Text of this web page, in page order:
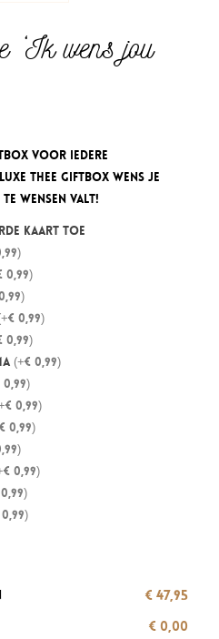
‘Ik wens jou
voor iedere
thee Giftbox wens je
wensen valt!
kaart toe
0,99)
0,99)
0,99)
(+€ 0,99)
0,99)
0,99)
0,99)
0,99)
€ 47,95
€ 0,00